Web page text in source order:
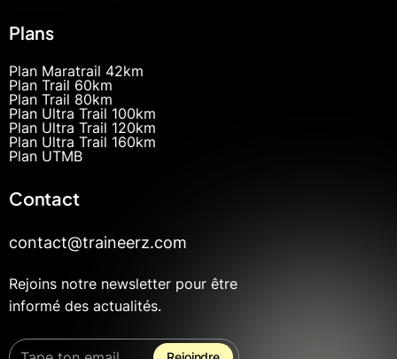
Plans
Plan Maratrail 42km
Plan Trail 60km
Plan Trail 80km
Plan Ultra Trail 100km
Plan Ultra Trail 120km
Plan Ultra Trail 160km
Plan UTMB
Contact
contact@traineerz.com
Rejoins notre newsletter pour être
informé des actualités.